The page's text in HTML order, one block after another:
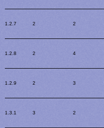
1.2.7 2 2
1.2.8 2 4
1.2.9 2 3
1.3.1 3 2